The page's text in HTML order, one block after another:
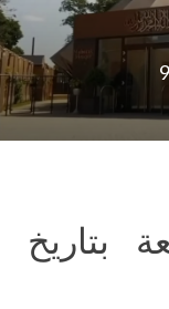
بتاريخ